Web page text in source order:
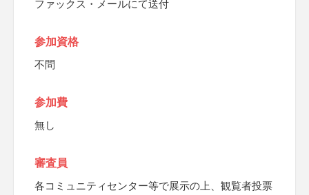
ファックス・メールにて送付
参加資格
不問
参加費
無し
審査員
各コミュニティセンター等で展示の上、観覧者投票